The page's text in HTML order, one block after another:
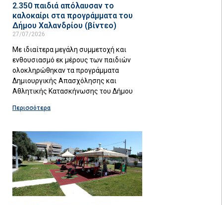
2.350 παιδιά απόλαυσαν το
καλοκαίρι στα προγράμματα του
Δήμου Χαλανδρίου (βίντεο)
27/07/2026
Με ιδιαίτερα μεγάλη συμμετοχή και
ενθουσιασμό εκ μέρους των παιδιών
ολοκληρώθηκαν τα προγράμματα
Δημιουργικής Απασχόλησης και
Αθλητικής Κατασκήνωσης του Δήμου
Περισσότερα